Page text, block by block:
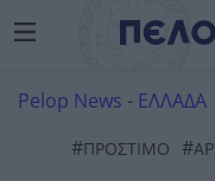
Pelop News - ΕΛΛΑΔΑ
#ΠΡΟΣΤΙΜΟ #